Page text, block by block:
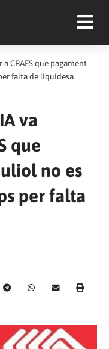
CRAES que pagament
falta de liquidesa
va
que
no es
per falta